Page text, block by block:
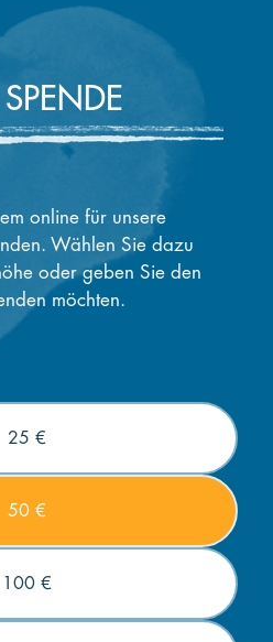
SPENDE
online für unsere
Wählen Sie dazu
oder geben Sie den
möchten.
25 €
50 €
100 €